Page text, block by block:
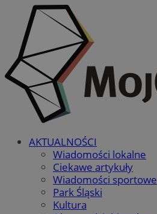
AKTUALNOŚCI
Wiadomości lokalne
Ciekawe artykuły
Wiadomości sportowe
Park Śląski
Kultura